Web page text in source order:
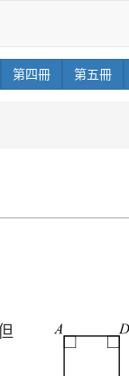
第四冊 第五冊